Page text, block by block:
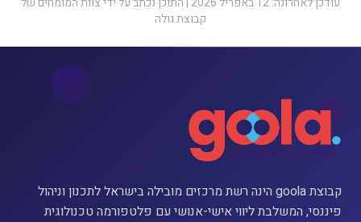
קבוצת גולה
קבוצת goola הינה רשת מרכזים מובילה בישראל לתכנון וניהול
פיננסי, המשלבת ליווי אישי-אנושי עם פלטפורמה טכנולוגית